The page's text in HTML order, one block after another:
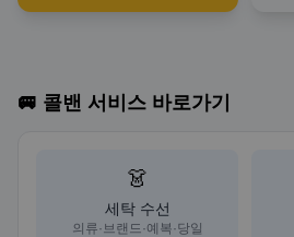
🚐 콜밴 서비스 바로가기
👗
세탁 수선
의류·브랜드·예복·당일